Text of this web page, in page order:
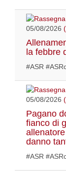
05/08/2026
la febbre
#ASR
05/08/2026
Pagano
fianco di
danno
#ASR